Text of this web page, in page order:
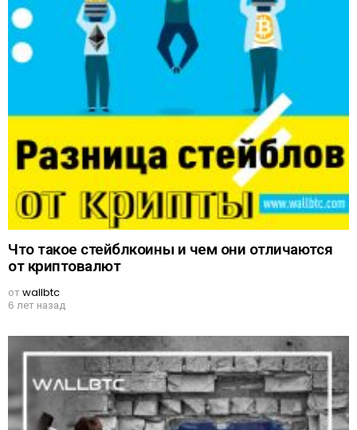
Что такое стейблкоины и чем они отличаются
от криптовалют
отwallbtc
6 лет назад